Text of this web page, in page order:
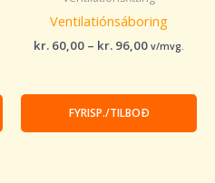
Ventilatiónsáboring
kr. 60,00 – kr. 96,00 v/mvg.
FYRISP./TILBOÐ